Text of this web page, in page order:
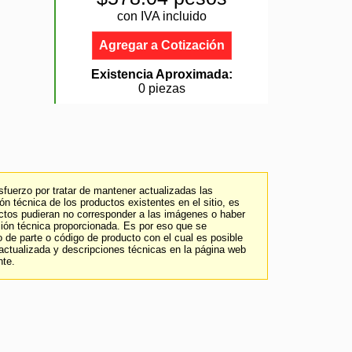
con IVA incluido
Agregar a Cotización
Existencia Aproximada:
0 piezas
por tratar de mantener actualizadas las
técnica de los productos existentes en el sitio, es
pudieran no corresponder a las imágenes o haber
técnica proporcionada. Es por eso que se
de parte o código de producto con el cual es posible
y descripciones técnicas en la página web